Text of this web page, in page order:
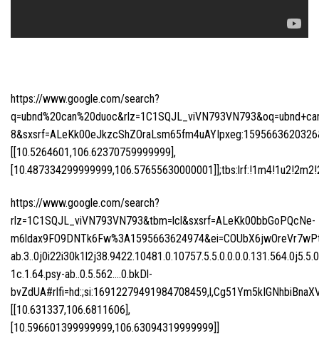
https://www.google.com/search?
[[10.5264601,106.62370759999999],
https://www.google.com/search?
rlz=1C1SQJL_viVN793VN793&tbm=lcl&sxsrf=ALeKk00bbGoPQcNe-
1c.1.64.psy-ab..0.5.562….0.bkDl-
[[10.631337,106.6811606],
[10.596601399999999,106.63094319999999]]